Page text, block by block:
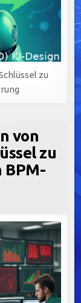
zu
von
zu
BPM-